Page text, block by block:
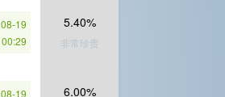
08-19
00:29
5.40%
非常珍贵
08-19
6.00%